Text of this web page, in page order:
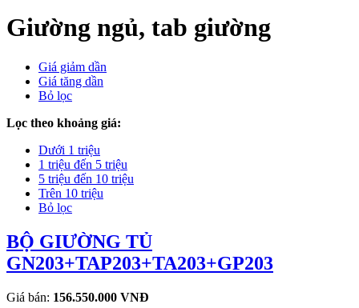
Giường ngủ, tab giường
Giá giảm dần
Giá tăng dần
Bỏ lọc
Lọc theo khoảng giá:
Dưới 1 triệu
1 triệu đến 5 triệu
5 triệu đến 10 triệu
Trên 10 triệu
Bỏ lọc
BỘ GIƯỜNG TỦ
GN203+TAP203+TA203+GP203
Giá bán: 156.550.000 VNĐ